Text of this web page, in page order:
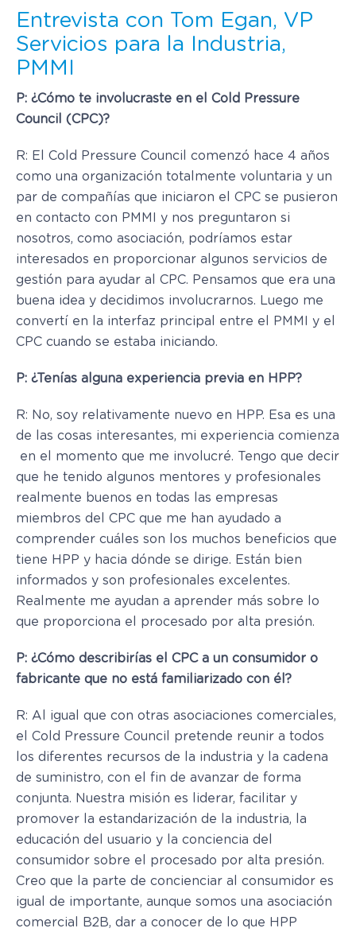
Entrevista con Tom Egan, VP
Servicios para la Industria,
PMMI
P: ¿Cómo te involucraste en el Cold Pressure
Council (CPC)?
R: El Cold Pressure Council comenzó hace 4 años
como una organización totalmente voluntaria y un
par de compañías que iniciaron el CPC se pusieron
en contacto con PMMI y nos preguntaron si
nosotros, como asociación, podríamos estar
interesados ​​en proporcionar algunos servicios de
gestión para ayudar al CPC. Pensamos que era una
buena idea y decidimos involucrarnos. Luego me
convertí en la interfaz principal entre el PMMI y el
CPC cuando se estaba iniciando.
P: ¿Tenías alguna experiencia previa en HPP?
R: No, soy relativamente nuevo en HPP. Esa es una
de las cosas interesantes, mi experiencia comienza
en el momento que me involucré. Tengo que decir
que he tenido algunos mentores y profesionales
realmente buenos en todas las empresas
miembros del CPC que me han ayudado a
comprender cuáles son los muchos beneficios que
tiene HPP y hacia dónde se dirige. Están bien
informados y son profesionales excelentes.
Realmente me ayudan a aprender más sobre lo
que proporciona el procesado por alta presión.
P: ¿Cómo describirías el CPC a un consumidor o
fabricante que no está familiarizado con él?
R: Al igual que con otras asociaciones comerciales,
el Cold Pressure Council pretende reunir a todos
los diferentes recursos de la industria y la cadena
de suministro, con el fin de avanzar de forma
conjunta. Nuestra misión es liderar, facilitar y
promover la estandarización de la industria, la
educación del usuario y la conciencia del
consumidor sobre el procesado por alta presión.
Creo que la parte de concienciar al consumidor es
igual de importante, aunque somos una asociación
comercial B2B, dar a conocer de lo que HPP